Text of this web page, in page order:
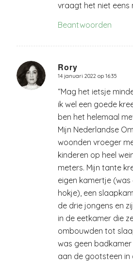
vraagt het niet eens
Beantwoorden
Rory
zegt:
14 januari 2022 op 16:35
“Mag het ietsje
ik wel een goede
ben het helemaal
Mijn Nederlandse
woonden vroeger
kinderen op heel
meters. Mijn tante
eigen kamertje (was
hokje), een
de drie jongens en
in de eetkamer die
ombouwden tot
was geen badkamer
aan de gootsteen in